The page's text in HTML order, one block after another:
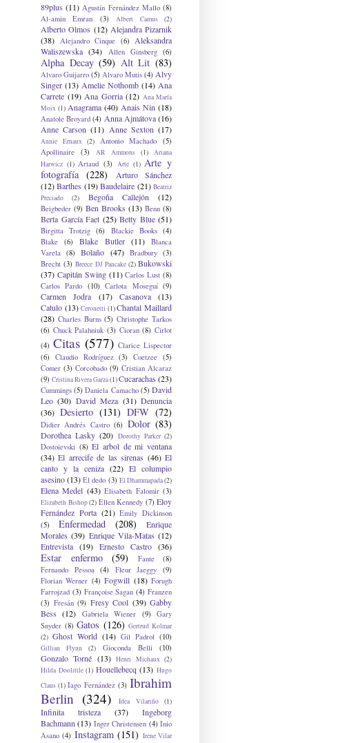
89plus (11) Agustín Fernández Mallo (8)
Al-amin Emran
(3) Albert Camus (2)
Alberto Olmos (12) Alejandra Pizarnik
(38)
Alejandro Cinque (6)
Aleksandra
Waliszewska (34) Allen Ginsberg (6)
Alpha Decay (59) Alt Lit (83)
Alvaro Guijarro (5) Alvaro Mutis (4) Alvy
Singer (13) Amelie Nothomb (14) Ana
Carrete (19) Ana Gorria (12) Ana María
Moix (1) Anagrama (40) Anais Nin (18)
Anatole Broyard (4) Anna Ajmátova (16)
Anne Carson (11) Anne Sexton (17)
Annie Ernaux (2) Antonio Machado
(5)
Apollinaire
(3) AR Ammons (1)
Ariana
Harwicz (1) Artaud (3) Arte (1) Arte y
fotografía (228)
Arturo Sánchez
(12) Barthes (19) Baudelaire (21) Beatriz
Preciado
(2) Begoña Callejón (12)
Beigbeder (9) Ben Brooks (13) Benn (8)
Berta García Faet (25) Betty Blue (51)
Birgitta Trotzig (6) Blackie Books (4)
Blake
(6) Blake Butler (11)
Blanca
Varela
(8) Bolaño (47) Bradbury (3)
Brecht (3) Breece DJ Pancake (2) Bukowski
(37) Capitán Swing (11) Carlos Lust (8)
Carlos Pardo (10) Carlota Moseguí (9)
Carmen Jodra (17) Casanova
(13)
Catulo (13) Ceronetti (1) Chantal Maillard
(28) Charles Burns (5) Christophe Tarkos
(6) Chuck Palahniuk (3) Cioran (8) Cirlot
(4) Citas (577) Clarice Lispector
(6)
Claudio Rodríguez (3) Coetzee (5)
Comer (3) Corcobado (9) Cristian Alcaraz
(9) Cristina Rivera Garza(1)Cucarachas (23)
Cummings (5) Daniela Camacho (5) David
Leo (30) David Meza (31) Denuncia
(36) Desierto (131) DFW (72)
Didier Andrés Castro (6) Dolor (83)
Dorothea Lasky (20) Dorothy Parker (2)
Dostoievski (8) El arbol de mi ventana
(34) El arrecife de las sirenas (46) El
canto y la ceniza (22) El columpio
asesino(13) El dedo (3) El Dhammapada(2)
Elena Medel (43) Elisabeth Falomir (3)
Elizabeth Bishop(2) Ellen Kennedy (7) Eloy
Fernández Porta (21) Emily Dickinson
(5)
Enfermedad (208)
Enrique
Morales (39) Enrique Vila-Matas (12)
Entrevista (19) Ernesto Castro (36)
Estar enfermo (59) Fante
(8)
Fernando Pessoa
(4) Fleur Jaeggy
(9)
Florian Werner (4) Fogwill (18) Forugh
Farrojzad (3) Françoise Sagan (4) Franzen
(3) Fresán (9) Fresy Cool (39) Gabby
Bess (12) Gabriela Wiener (9)
Gary
Snyder (8) Gatos (126) Gertrud Kolmar
(2) Ghost World (14) Gil Padrol (10)
Gillian Flynn (2) Gioconda Belli (10)
Gonzalo Torné (13) Henri Michaux (2)
Hilda Doolittle (1) Houellebecq (13) Hugo
Claus (1) Iago Fernández (3) Ibrahim
Berlin (324) Idea Vilariño (1)
Infinita tristeza (37)
Ingeborg
Bachmann (13) Inger Christensen (4) Inio
Asano (4) Instagram (151) Irene Vilar